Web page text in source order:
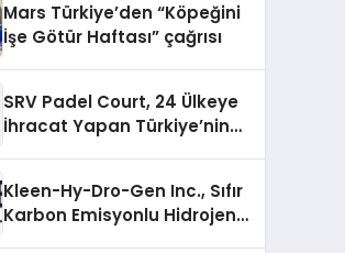
Mars Türkiye’den “Köpeğini
İşe Götür Haftası” çağrısı
SRV Padel Court, 24 Ülkeye
İhracat Yapan Türkiye’nin
Kleen-Hy-Dro-Gen Inc., Sıfır
Karbon Emisyonlu Hidrojen